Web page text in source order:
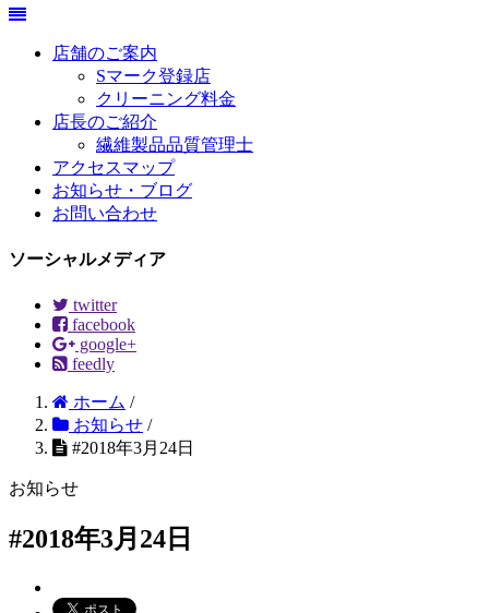
店舗のご案内
Sマーク登録店
クリーニング料金
店長のご紹介
繊維製品品質管理士
アクセスマップ
お知らせ・ブログ
お問い合わせ
ソーシャルメディア
twitter
facebook
google+
feedly
ホーム /
お知らせ /
#2018年3月24日
お知らせ
#2018年3月24日